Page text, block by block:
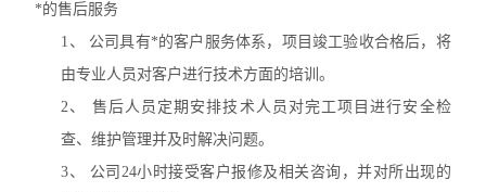
*的售后服务
1、 公司具有*的客户服务体系，项目竣工验收合格后，将
由专业人员对客户进行技术方面的培训。
2、 售后人员定期安排技术人员对完工项目进行安全检
查、维护管理并及时解决问题。
3、 公司 24小时接受客户报修及相关咨询，并对所出现的